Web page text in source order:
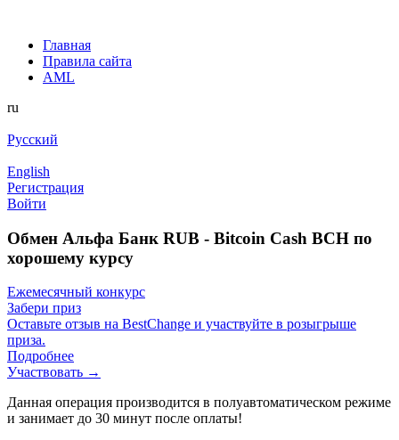
Главная
Правила сайта
AML
ru
Русский
English
Регистрация
Войти
Обмен Альфа Банк RUB - Bitcoin Cash BCH по
хорошему курсу
Ежемесячный конкурс
Забери приз
Оставьте отзыв на BestChange и участвуйте в розыгрыше
приза.
Подробнее
Участвовать →
Данная операция производится в полуавтоматическом режиме
и занимает до 30 минут после оплаты!